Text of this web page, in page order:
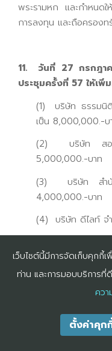
พระรามหก และกำหนด
การลงทุน และถือครอง
11. วันที่ 27 กรกฎา
ประชุมครั้งที่ 57 ให้เพิ่
(1) บริษัท ธรรมนิ
เป็น 8,000,000.-บ
(2) บริษัท สอบ
5,000,000.-บาท
(3) บริษัท สำนั
4,000,000.-บาท
(4) บริษัท ดีไลท์ จ
4,000,000.-บาท
คณะกรรมการบ
191 เมื่อวันที่ 17 ตุลาค
เว็บไซต์นี้มีการจัดเก็บคุกกี้
ท่าน และการมอบบริการที่
คว
ตั้งค่าคุก